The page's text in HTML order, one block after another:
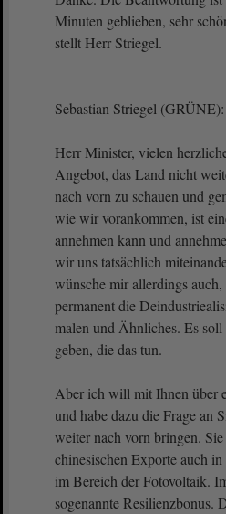
Minuten geblieben, sehr
stellt Herr Striegel.
Sebastian Striegel (GRÜNE):
Herr Minister, vielen
Angebot, das Land nicht
nach vorn zu schauen und
wie wir vorankommen, ist
annehmen kann und
wir uns tatsächlich
wünsche mir allerdings
permanent die
malen und Ähnliches. Es
geben, die das tun.
Aber ich will mit Ihnen über
und habe dazu die Frage an
weiter nach vorn bringen.
chinesischen Exporte auch
im Bereich der Fotovoltaik.
sogenannte Resilienzbonus.